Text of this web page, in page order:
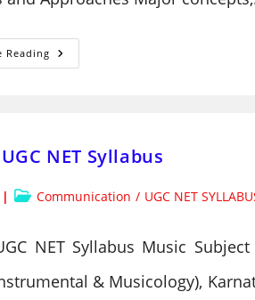
Reading INTERNATIONAL
AND
NET Syllabus
PostCommunication / UGC NET
NET Syllabus Music
& Musicology),